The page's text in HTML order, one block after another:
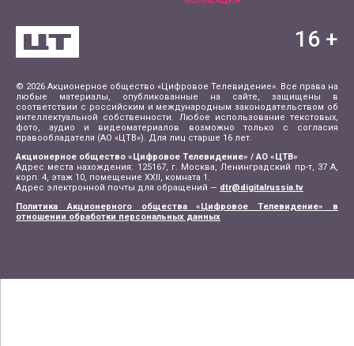
© 2026 Акционерное общество «Цифровое Телевидение». Все права на
любые материалы, опубликованные на сайте, защищены в
соответствии с российским и международным законодательством об
интеллектуальной собственности. Любое использование текстовых,
фото, аудио и видеоматериалов возможно только с согласия
правообладателя (АО «ЦТВ»). Для лиц старше 16 лет.
Акционерное общество «Цифровое Телевидение» / АО «ЦТВ»
Адрес места нахождения: 125167, г. Москва, Ленинградский пр-т, 37 А,
корп. 4, этаж 10, помещение XXII, комната 1.
Адрес электронной почты для обращений — dtr@digitalrussia.tv
Политика Акционерного общества «Цифровое Телевидение» в
отношении обработки персональных данных
16 +